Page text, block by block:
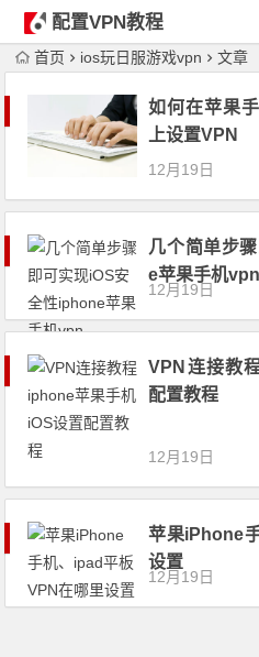
配置VPN教程
首页 ios玩日服游戏vpn 文章
如何在苹果
上设置VPN
12月19日
几个简单步
e苹果手机vpn
12月19日
VPN连接教
配置教程
12月19日
苹果iPhone
设置
12月19日